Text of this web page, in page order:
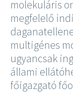
molekuláris
megfelelő
multigénes
ugyancsak
állami
főigazgató